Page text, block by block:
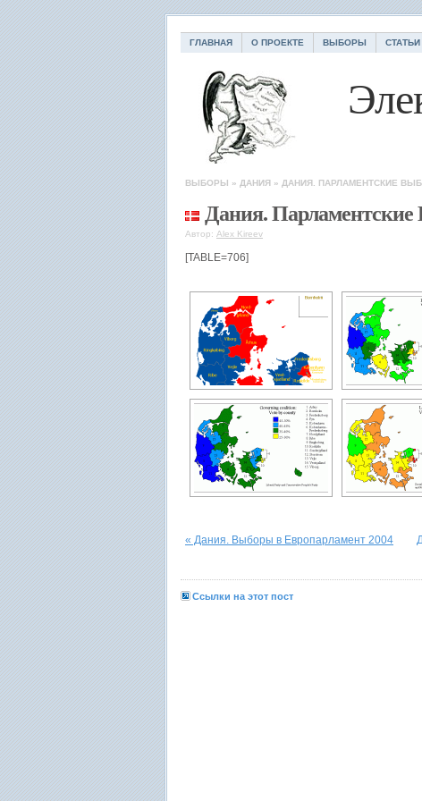
ГЛАВНАЯ О ПРОЕКТЕ ВЫБОРЫ СТАТЬИ
ВЫБОРЫ » ДАНИЯ » ДАНИЯ. ПАРЛАМЕНТСКИЕ
Дания.
Автор: Alex Kireev
[TABLE=706]
« Дания. Выборы в Европарламент 2004
Ссылки на этот пост